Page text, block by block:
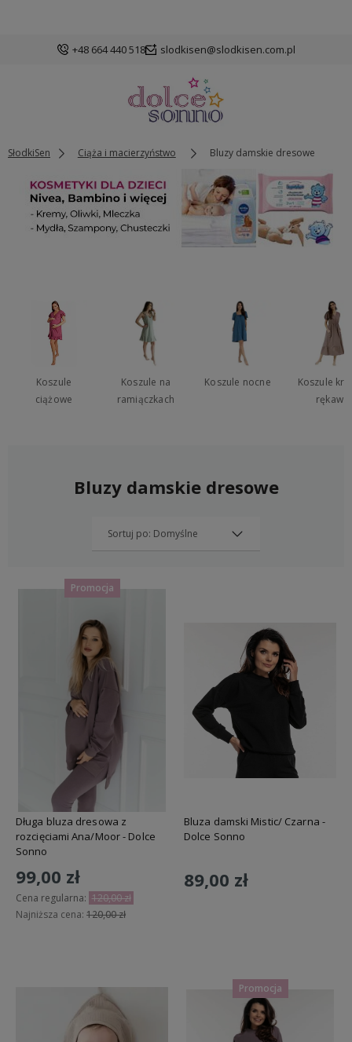
+48 664 440 518 slodkisen@slodkisen.com.pl
SłodkiSen Ciąża i macierzyństwo Bluzy damskie dresowe
Koszule
ciążowe
Koszule na
ramiączkach
Koszule nocne
Koszule
rękaw
Bluzy damskie dresowe
Długa bluza dresowa z
rozcięciami Ana/Moor - Dolce
Sonno
99,00 zł
Cena regularna: 120,00 zł
Najniższa cena: 120,00 zł
Promocja
Bluza damski Mistic/ Czarna -
Dolce Sonno
89,00 zł
Promocja